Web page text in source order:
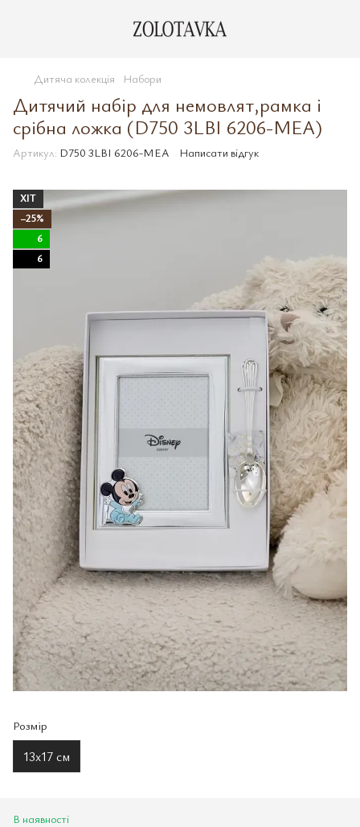
Дитяча колекція Набори
Дитячий набір для немовлят,рамка і
срібна ложка (D750 3LBI 6206-MEA)
Артикул: D750 3LBI 6206-MEA Написати відгук
ХІТ
−25%
6
6
Розмір
13х17 см
В наявності